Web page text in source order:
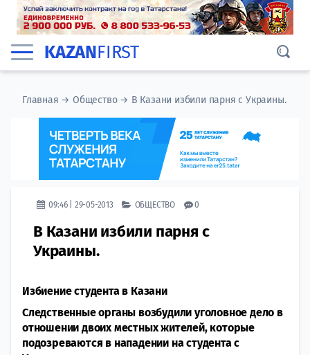
KAZANFIRST
Главная →Общество→ В Казани избили парня с Украины.
09:46 | 29-05-2013 ОБЩЕСТВО 0
В Казани избили парня с
Украины.
Избиение студента в Казани
Следственные органы возбудили уголовное дело в
отношении двоих местных жителей, которые
подозреваются в нападении на студента с